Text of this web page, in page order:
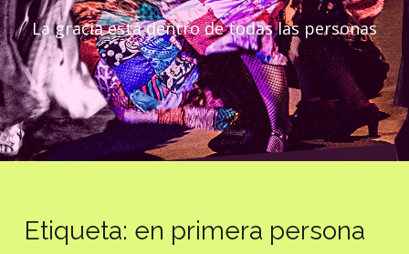
La gracia está dentro de todas las personas
Etiqueta: en primera persona